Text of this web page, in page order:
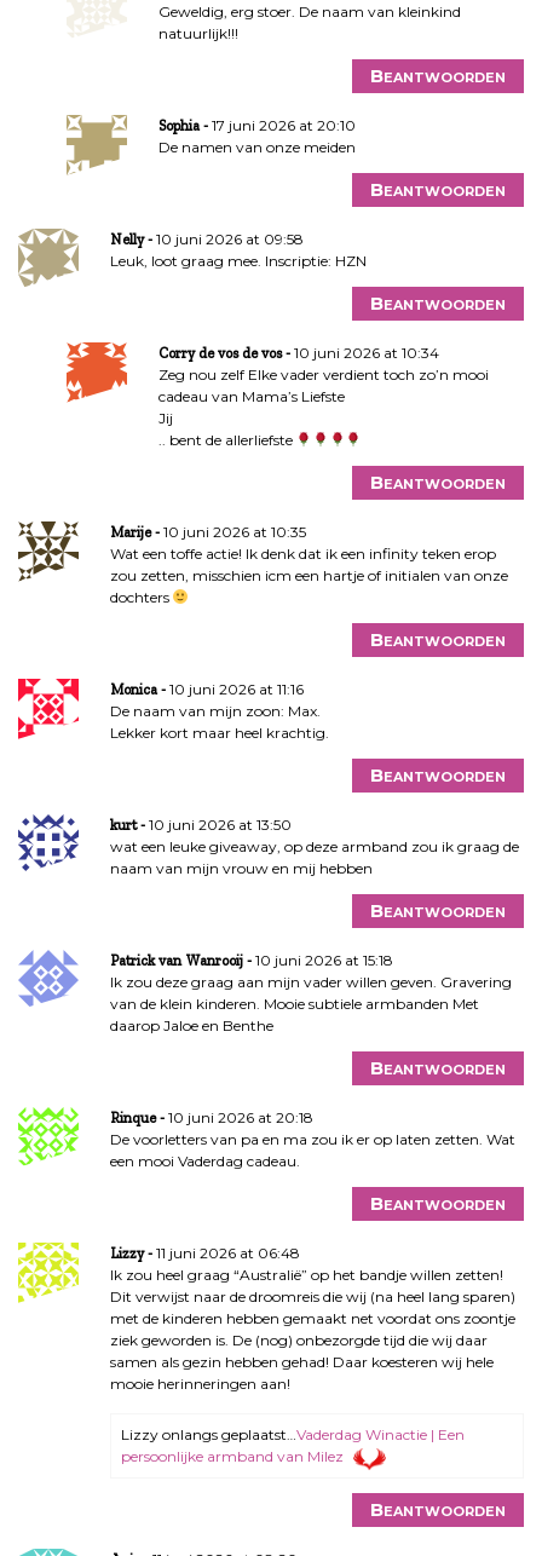
Geweldig, erg stoer. De naam van kleinkind
natuurlijk!!!
Beantwoorden
Sophia
17 juni 2026 at 20:10
De namen van onze meiden
Beantwoorden
Nelly
10 juni 2026 at 09:58
Leuk, loot graag mee. Inscriptie: HZN
Beantwoorden
Corry de vos de vos
10 juni 2026 at 10:34
Zeg nou zelf Elke vader verdient toch zo’n mooi
cadeau van Mama’s Liefste
Jij
.. bent de allerliefste
Beantwoorden
Marije
10 juni 2026 at 10:35
Wat een toffe actie! Ik denk dat ik een infinity teken erop
zou zetten, misschien icm een hartje of initialen van onze
dochters
Beantwoorden
Monica
10 juni 2026 at 11:16
De naam van mijn zoon: Max.
Lekker kort maar heel krachtig.
Beantwoorden
kurt
10 juni 2026 at 13:50
wat een leuke giveaway, op deze armband zou ik graag de
naam van mijn vrouw en mij hebben
Beantwoorden
Patrick van Wanrooij
10 juni 2026 at 15:18
Ik zou deze graag aan mijn vader willen geven. Gravering
van de klein kinderen. Mooie subtiele armbanden Met
daarop Jaloe en Benthe
Beantwoorden
Rinque
10 juni 2026 at 20:18
De voorletters van pa en ma zou ik er op laten zetten. Wat
een mooi Vaderdag cadeau.
Beantwoorden
Lizzy
11 juni 2026 at 06:48
Ik zou heel graag “Australië” op het bandje willen zetten!
Dit verwijst naar de droomreis die wij (na heel lang sparen)
met de kinderen hebben gemaakt net voordat ons zoontje
ziek geworden is. De (nog) onbezorgde tijd die wij daar
samen als gezin hebben gehad! Daar koesteren wij hele
mooie herinneringen aan!
Lizzy onlangs geplaatst… Vaderdag Winactie | Een
persoonlijke armband van Milez
Beantwoorden